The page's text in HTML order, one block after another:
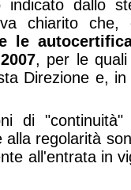
dallo
chiarito che,
le
, per le
Direzione e,
di "continuità"
regolarità
all'entrata in